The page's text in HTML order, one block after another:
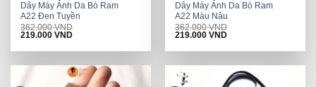
Dây Máy Ảnh Da Bò Ram
A22 Đen Tuyền
362.000VND
Original
was:
219.000VNDCurrent
is:
Dây Máy Ảnh Da Bò Ram
A22 Màu Nâu
362.000VND
Original
was:
219.000VNDCurrent
is: